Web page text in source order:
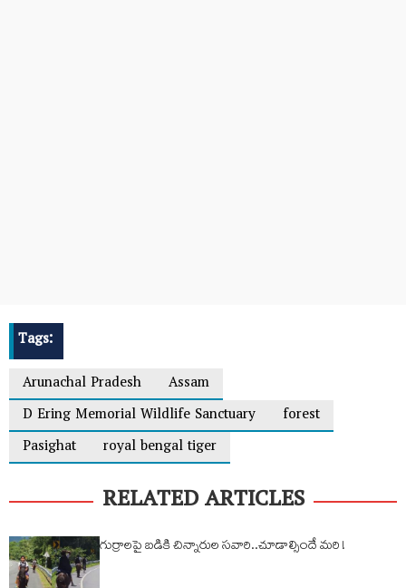
Tags:
Arunachal Pradesh
Assam
D Ering Memorial Wildlife Sanctuary
forest
Pasighat
royal bengal tiger
RELATED ARTICLES
గుర్రాలపై బడికి చిన్నారుల సవారి..చూడాల్సిందే మరి !